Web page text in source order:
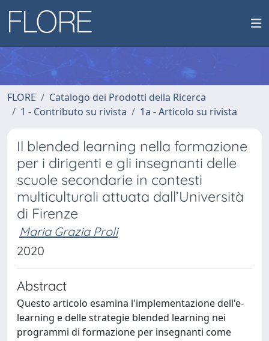
FLORE
Catalogo dei Prodotti della Ricerca
1 - Contributo su rivista
1a - Articolo su rivista
Il blended learning nella formazione
per i dirigenti e gli insegnanti delle
scuole secondarie in contesti
multiculturali attuata dall’Università
di Firenze
Maria Grazia Proli
2020
Abstract
Questo articolo esamina l'implementazione dell'e-
learning e delle strategie blended learning nei
programmi di formazione per insegnanti come